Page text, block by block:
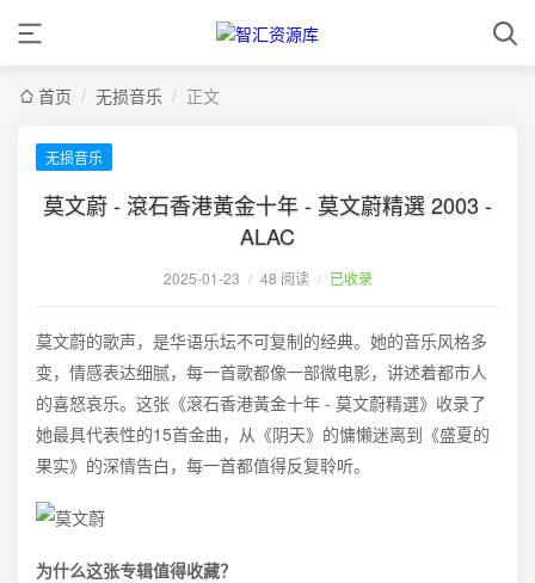
首页 / 无损音乐 / 正文
无损音乐
莫文蔚 - 滾石香港黃金十年 - 莫文蔚精選 2003 -
ALAC
2025-01-23 / 48 阅读 / 已收录
莫文蔚的歌声，是华语乐坛不可复制的经典。她的音乐风格多
变，情感表达细腻，每一首歌都像一部微电影，讲述着都市人
的喜怒哀乐。这张《滾石香港黃金十年 - 莫文蔚精選》收录了
她最具代表性的15首金曲，从《阴天》的慵懒迷离到《盛夏的
果实》的深情告白，每一首都值得反复聆听。
为什么这张专辑值得收藏？